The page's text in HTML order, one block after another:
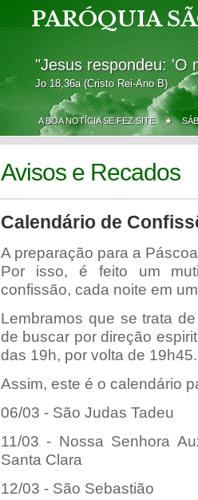
PARÓQUIA
"Jesus respondeu: 'O
Jo 18,36a (Cristo Rei-Ano B)
A BOA NOTÍCIA SE FEZ SITE ★
Avisos e Recados
Calendário de
A preparação para a
Por isso, é feito um
confissão, cada noite em
Lembramos que se trata
de buscar por direção
das 19h, por volta de 19h45.
Assim, este é o calendário
06/03 - São Judas Tadeu
11/03 - Nossa Senhora
Santa Clara
12/03 - São Sebastião